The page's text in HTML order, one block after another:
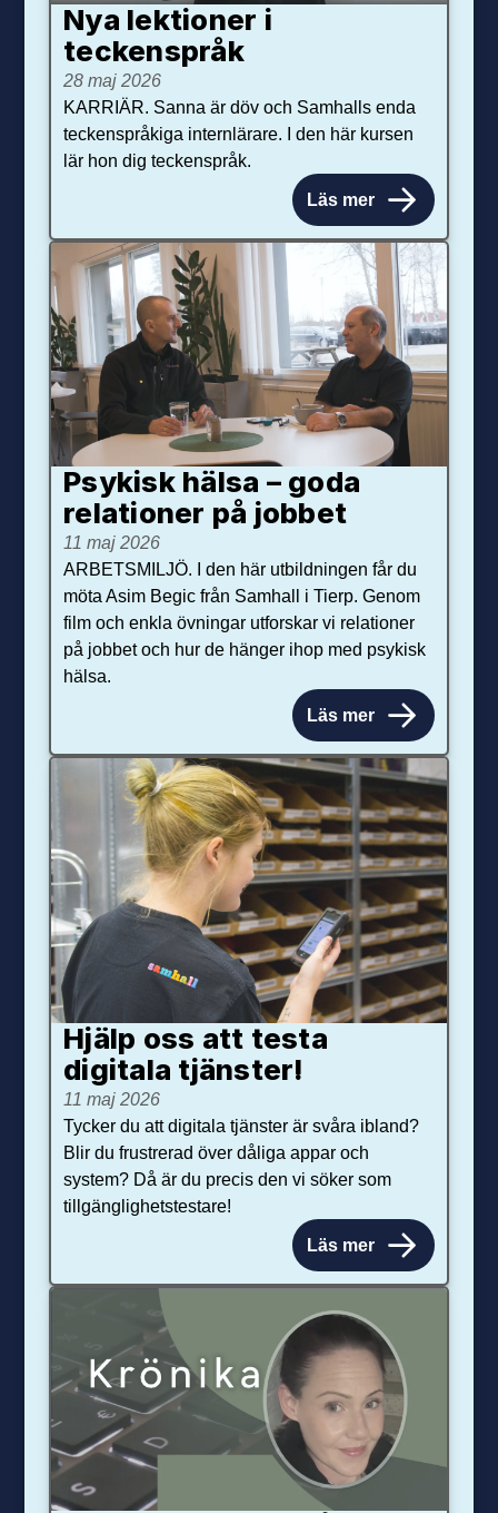
Nya lektioner i
teckenspråk
28 maj 2026
KARRIÄR. Sanna är döv och Samhalls enda
teckenspråkiga internlärare. I den här kursen
lär hon dig teckenspråk.
Läs mer
Psykisk hälsa – goda
relationer på jobbet
11 maj 2026
ARBETSMILJÖ. I den här utbildningen får du
möta Asim Begic från Samhall i Tierp. Genom
film och enkla övningar utforskar vi relationer
på jobbet och hur de hänger ihop med psykisk
hälsa.
Läs mer
Hjälp oss att testa
digitala tjänster!
11 maj 2026
Tycker du att digitala tjänster är svåra ibland?
Blir du frustrerad över dåliga appar och
system? Då är du precis den vi söker som
tillgänglighetstestare!
Läs mer